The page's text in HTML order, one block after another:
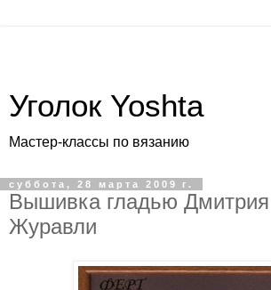
Уголок Yoshta
Мастер-классы по вязанию
суббота, 28 марта 2009 г.
Вышивка гладью
Журавли